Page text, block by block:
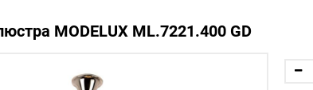
MODELUX ML.7221.400 GD